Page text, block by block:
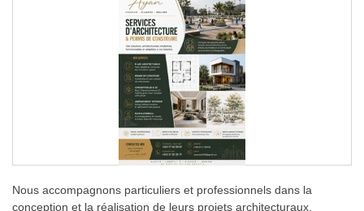
Nous accompagnons particuliers et professionnels dans la
conception et la réalisation de leurs projets architecturaux.